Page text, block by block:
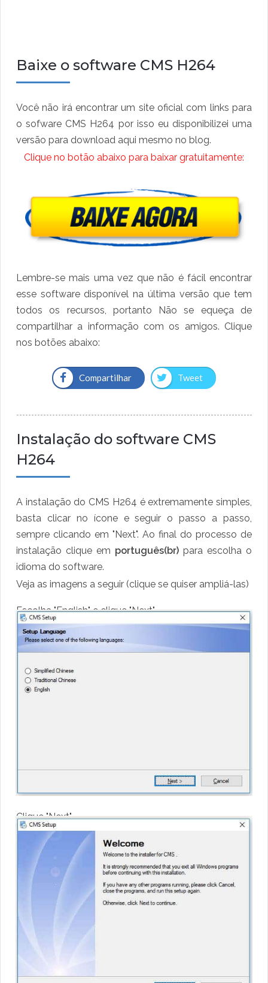
Baixe o software CMS H264
Você não irá encontrar um site oficial com links para
o sofware CMS H264 por isso eu disponibilizei uma
versão para download aqui mesmo no blog.
Clique no botão abaixo para baixar gratuitamente:
Lembre-se mais uma vez que não é fácil encontrar
esse software disponível na última versão que tem
todos os recursos, portanto Não se equeça de
compartilhar a informação com os amigos. Clique
nos botões abaixo:
Compartilhar Tweet
Instalação do software CMS
H264
A instalação do CMS H264 é extremamente simples,
basta clicar no ícone e seguir o passo a passo,
sempre clicando em "Next". Ao final do processo de
instalação clique em português(br) para escolha o
idioma do software.
Veja as imagens a seguir (clique se quiser ampliá-las)
Escolha "English" e clique "Next"
Clique "Next"